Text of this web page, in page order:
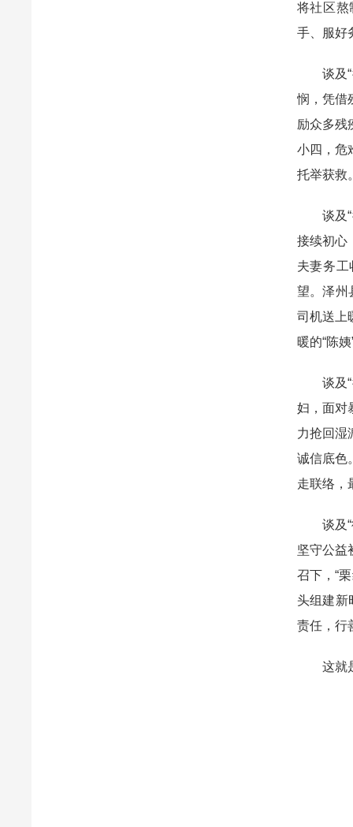
将社区熬
手、服好
谈及“德
悯，凭借
励众多残
小四，危
托举获救
谈及“德
接续初心
夫妻务
望。泽州
司机送上
暖的“陈姨
谈及“德
妇，面对
力抢回湿
诚信底色
走联络，
谈及“德
坚守公益
召下，“
头组建新
责任，行
这就是